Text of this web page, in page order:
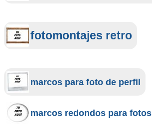
fotomontajes retro
marcos para foto de perfil
marcos redondos para fotos